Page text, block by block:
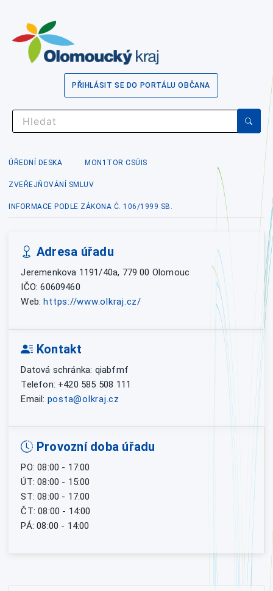
PŘIHLÁSIT SE DO PORTÁLU OBČANA
ÚŘEDNÍ DESKA MON1TOR CSÚIS
ZVEŘEJŇOVÁNÍ SMLUV
INFORMACE PODLE ZÁKONA Č. 106/1999 SB.
Adresa úřadu
Jeremenkova 1191/40a, 779 00 Olomouc
IČO: 60609460
Web: https://www.olkraj.cz/
Kontakt
Datová schránka: qiabfmf
Telefon: +420 585 508 111
Email: posta@olkraj.cz
Provozní doba úřadu
PO: 08:00 - 17:00
ÚT: 08:00 - 15:00
ST: 08:00 - 17:00
ČT: 08:00 - 14:00
PÁ: 08:00 - 14:00